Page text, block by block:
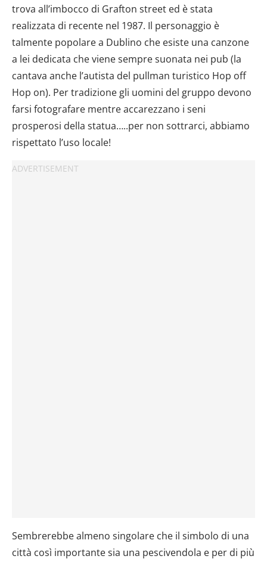
trova all’imbocco di Grafton street ed è stata
realizzata di recente nel 1987. Il personaggio è
talmente popolare a Dublino che esiste una canzone
a lei dedicata che viene sempre suonata nei pub (la
cantava anche l’autista del pullman turistico Hop off
Hop on). Per tradizione gli uomini del gruppo devono
farsi fotografare mentre accarezzano i seni
prosperosi della statua…..per non sottrarci, abbiamo
rispettato l’uso locale!
Sembrerebbe almeno singolare che il simbolo di una
città così importante sia una pescivendola e per di più